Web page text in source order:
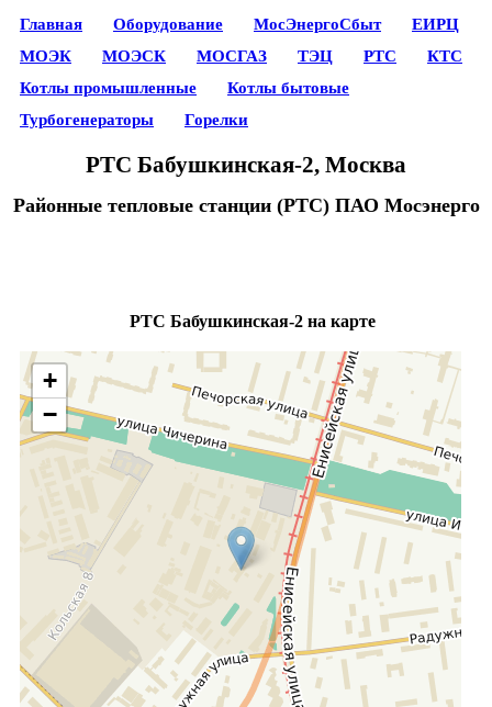
Главная Оборудование МосЭнергоСбыт
ЕИРЦ
МОЭК
МОЭСК МОСГАЗ ТЭЦ РТС
КТС
Котлы промышленные
Котлы бытовые
Турбогенераторы
Горелки
РТС Бабушкинская-2, Москва
Районные тепловые станции (РТС) ПАО Мосэнерго
РТС Бабушкинская-2 на карте
+
−